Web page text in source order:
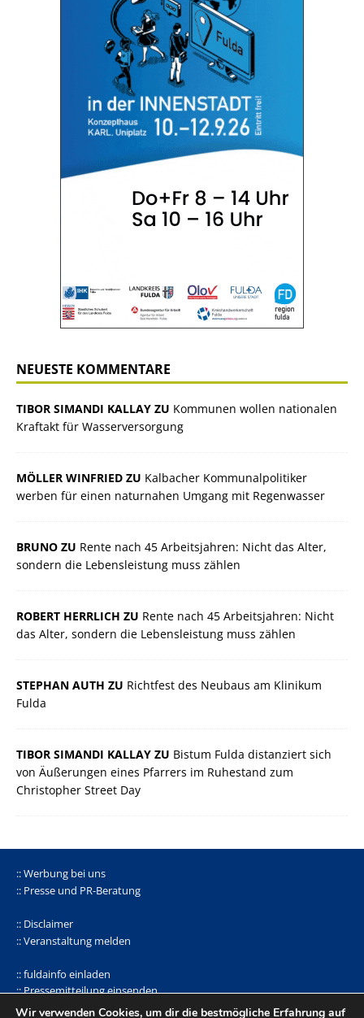
NEUESTE KOMMENTARE
TIBOR SIMANDI KALLAY ZU Kommunen wollen nationalen
Kraftakt für Wasserversorgung
MÖLLER WINFRIED ZU Kalbacher Kommunalpolitiker
werben für einen naturnahen Umgang mit Regenwasser
BRUNO ZU Rente nach 45 Arbeitsjahren: Nicht das Alter,
sondern die Lebensleistung muss zählen
ROBERT HERRLICH ZU Rente nach 45 Arbeitsjahren: Nicht
das Alter, sondern die Lebensleistung muss zählen
STEPHAN AUTH ZU Richtfest des Neubaus am Klinikum
Fulda
TIBOR SIMANDI KALLAY ZU Bistum Fulda distanziert sich
von Äußerungen eines Pfarrers im Ruhestand zum
Christopher Street Day
:: Werbung bei uns
:: Presse und PR-Beratung
:: Disclaimer
:: Veranstaltung melden
:: fuldainfo einladen
:: Pressemitteilung einsenden
Wir verwenden Cookies, um dir die bestmögliche Erfahrung auf